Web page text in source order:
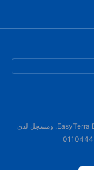
هذا الموقع الإلكتروني مملوك ومدار من قبل شركة EasyTerra B.V. ومسجل لدى